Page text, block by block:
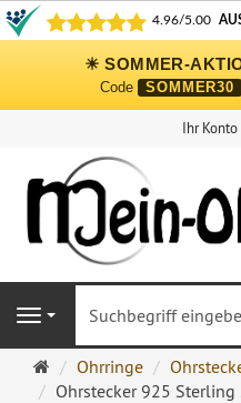
☀ SOMMER-
Code SOMMER30
Ihr Konto
Navigation
Ohrringe
Ohrstecker
Ohrringe
Ohrstecker 925